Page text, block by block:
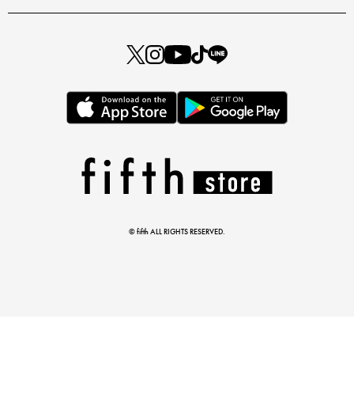
この夏の主役確定！
© fifth ALL RIGHTS RESERVED.